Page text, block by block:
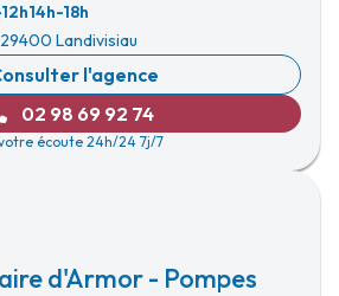
14h-18h
29400 Landivisiau
l'agence
02 98 69 92 74
écoute 24h/24 7j/7
d'Armor - Pompes